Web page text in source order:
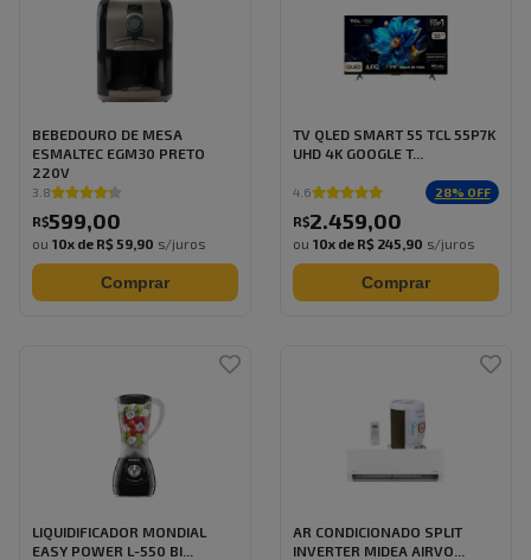
BEBEDOURO DE MESA
ESMALTEC EGM30 PRETO
220V
3.8
R$599,00
ou 10x de R$ 59,90 s/juros
Comprar
TV QLED SMART 55 TCL 55P7K
UHD 4K GOOGLE T...
4.6 28% OFF
R$2.459,00
ou 10x de R$ 245,90 s/juros
Comprar
LIQUIDIFICADOR MONDIAL
EASY POWER L-550 BI...
AR CONDICIONADO SPLIT
INVERTER MIDEA AIRVO...